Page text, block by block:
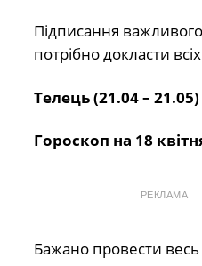
Підписання
потрібно докласти
Телець (21.04 – 21.05)
Гороскоп на 18
РЕКЛАМА
Бажано провести весь